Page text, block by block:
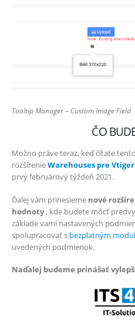
Tooltip Manager – Custom Image Field
ČO
Možno práve teraz, keď čítate
rozšírenieWarehouses pre
prvý februárový týždeň 2021.
Ďalej vám prinesieme nové
hodnoty, kde budete môcť
základe vami nastavených
spolupracovať s bezplatným
uvedených podmienok.
Naďalej budeme prinášať